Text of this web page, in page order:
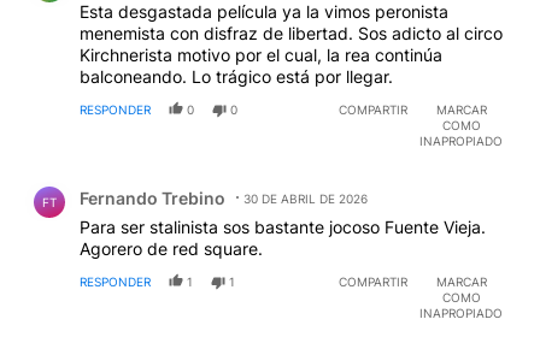
Esta desgastada película ya la vimos peronista
menemista con disfraz de libertad. Sos adicto al circo
Kirchnerista motivo por el cual, la rea continúa
balconeando. Lo trágico está por llegar.
RESPONDER 0 0 COMPARTIR
MARCAR
COMO
INAPROPIADO
FT Fernando Trebino 30 DE ABRIL DE 2026
Para ser stalinista sos bastante jocoso Fuente Vieja.
Agorero de red square.
RESPONDER 1 1 COMPARTIR
MARCAR
COMO
INAPROPIADO